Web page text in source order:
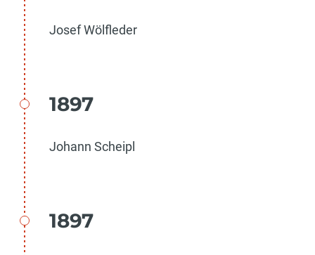
Josef Wölfleder
1897
Johann Scheipl
1897